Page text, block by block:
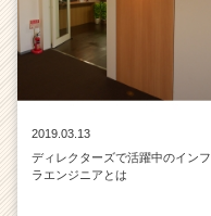
2019.03.13
ディレクターズで活躍中のインフ
ラエンジニアとは